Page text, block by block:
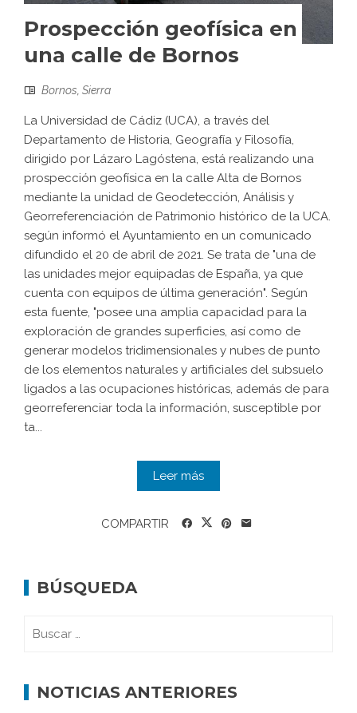
Prospección geofísica en
una calle de Bornos
Bornos, Sierra
La Universidad de Cádiz (UCA), a través del
Departamento de Historia, Geografía y Filosofía,
dirigido por Lázaro Lagóstena, está realizando una
prospección geofísica en la calle Alta de Bornos
mediante la unidad de Geodetección, Análisis y
Georreferenciación de Patrimonio histórico de la UCA.
según informó el Ayuntamiento en un comunicado
difundido el 20 de abril de 2021. Se trata de "una de
las unidades mejor equipadas de España, ya que
cuenta con equipos de última generación". Según
esta fuente, "posee una amplia capacidad para la
exploración de grandes superficies, así como de
generar modelos tridimensionales y nubes de punto
de los elementos naturales y artificiales del subsuelo
ligados a las ocupaciones históricas, además de para
georreferenciar toda la información, susceptible por
ta...
Leer más
COMPARTIR
BÚSQUEDA
NOTICIAS ANTERIORES